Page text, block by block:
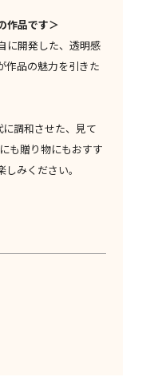
作品です＞
に開発した、透明感
作品の魅力を引きた
調和させた、見て
も贈り物にもおすす
みください。